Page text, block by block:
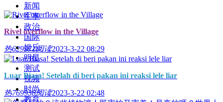
新闻
军事
政治
国际
娱乐
明星
测试
视频
时尚
教育
Rivel overflow in the Village
热629971阅读2023-3-22 08:29
Luar Biasa! Setelah di beri pakan ini reaksi lele liar
热769938阅读2023-3-22 02:48